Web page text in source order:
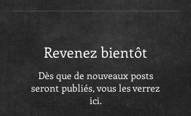
Revenez bientôt
Dès que de nouveaux posts
seront publiés, vous les verrez
ici.